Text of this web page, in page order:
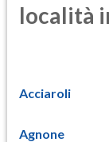
località
Acciaroli
Agnone